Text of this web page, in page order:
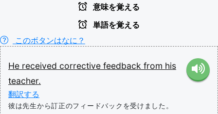
意味を覚える
単語を覚える
このボタンはなに？
He received corrective feedback from his
teacher.
翻訳する
彼は先生から訂正のフィードバックを受けました。